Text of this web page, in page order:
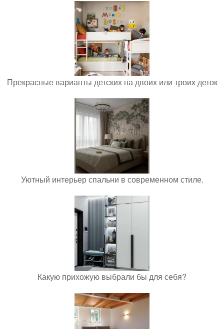
Прекрасные варианты детских на двоих или троих деток
Уютный интерьер спальни в современном стиле.
Какую прихожую выбрали бы для себя?